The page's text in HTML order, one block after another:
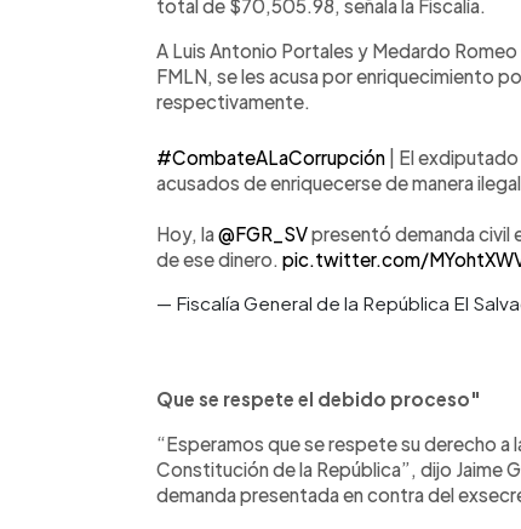
total de $70,505.98, señala la Fiscalía.
A Luis Antonio Portales y Medardo
FMLN, se les acusa por enriquecimiento
respectivamente.
#CombateALaCorrupción | El
acusados de enriquecerse de manera
Hoy, la@FGR_SVpresentó demanda civil
de ese dinero. pic.twitter.com/
— Fiscalía General de la República El
Que se respete el debido proceso"
“Esperamos que se respete su derecho
Constitución de la República”, dijo Jaime
demanda presentada en contra del